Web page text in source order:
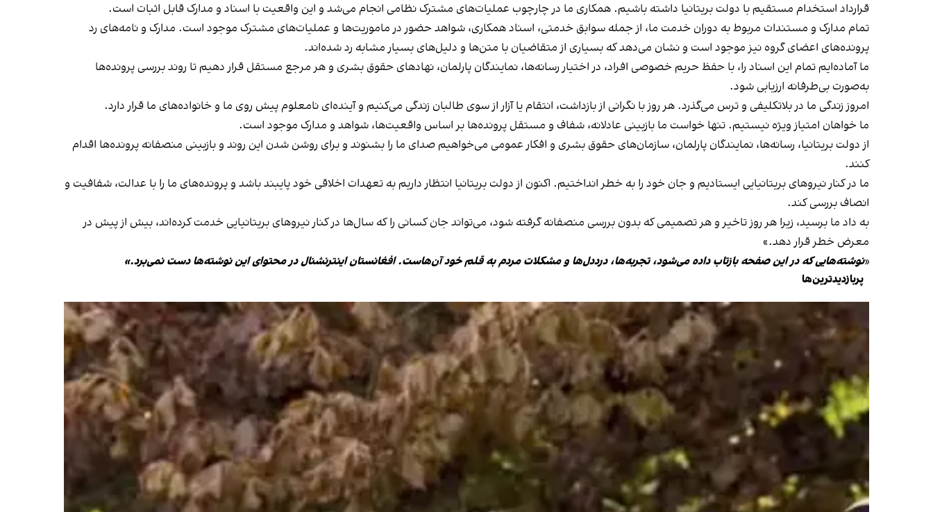
قرارداد استخدام مستقیم با دولت بریتانیا داشته باشیم. همکاری ما در چارچوب عملیات‌های مشترک نظامی انجام می‌شد و این واقعیت با اسناد و مدارک قابل اثبات است.
تمام مدارک و مستندات مربوط به دوران خدمت ما، از جمله سوابق خدمتی، اسناد همکاری، شواهد حضور در ماموریت‌ها و عملیات‌های مشترک موجود است. مدارک و نامه‌های رد
پرونده‌های اعضای گروه نیز موجود است و نشان می‌دهد که بسیاری از متقاضیان با متن‌ها و دلیل‌های بسیار مشابه رد شده‌اند.
ما آماده‌ایم تمام این اسناد را، با حفظ حریم خصوصی افراد، در اختیار رسانه‌ها، نمایندگان پارلمان، نهادهای حقوق بشری و هر مرجع مستقل قرار دهیم تا روند بررسی پرونده‌ها
به‌صورت بی‌طرفانه ارزیابی شود.
امروز زندگی ما در بلاتکلیفی و ترس می‌گذرد. هر روز با نگرانی از بازداشت، انتقام یا آزار از سوی طالبان زندگی می‌کنیم و آینده‌ای نامعلوم پیش روی ما و خانواده‌های ما قرار دارد.
ما خواهان امتیاز ویژه نیستیم. تنها خواست ما بازبینی عادلانه، شفاف و مستقل پرونده‌ها بر اساس واقعیت‌ها، شواهد و مدارک موجود است.
از دولت بریتانیا، رسانه‌ها، نمایندگان پارلمان، سازمان‌های حقوق بشری و افکار عمومی می‌خواهیم صدای ما را بشنوند و برای روشن شدن این روند و بازبینی منصفانه پرونده‌ها اقدام
کنند.
ما در کنار نیروهای بریتانیایی ایستادیم و جان خود را به خطر انداختیم. اکنون از دولت بریتانیا انتظار داریم به تعهدات اخلاقی خود پایبند باشد و پرونده‌های ما را با عدالت، شفافیت و
انصاف بررسی کند.
به داد ما برسید، زیرا هر روز تاخیر و هر تصمیمی که بدون بررسی منصفانه گرفته شود، می‌تواند جان کسانی را که سال‌ها در کنار نیروهای بریتانیایی خدمت کرده‌اند، بیش از پیش در
معرض خطر قرار دهد.»
«نوشته‌هایی که در این صفحه بازتاب داده می‌شود، تجربه‌ها، درددل‌ها و مشکلات مردم به قلم خود آن‌هاست. افغانستان اینترنشنال در محتوای این نوشته‌ها دست نمی‌برد.»
پربازدیدترین‌ها